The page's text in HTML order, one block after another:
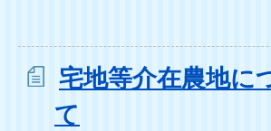
宅地等介在農地に
て